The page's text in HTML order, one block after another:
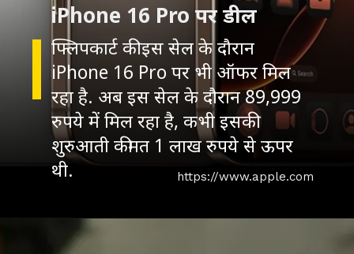
फ्लिपकार्ट की इस सेल के दौरान
iPhone 16 Pro पर भी ऑफर मिल
रहा है. अब इस सेल के दौरान 89,999
रुपये में मिल रहा है, कभी इसकी
शुरुआती कीमत 1 लाख रुपये से ऊपर
थी.
iPhone 16 Pro पर डील
https://www.apple.com